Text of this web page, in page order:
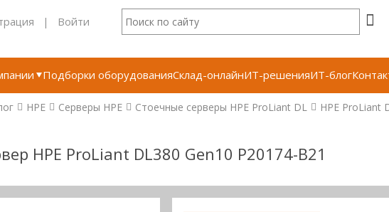
| Войти
Подборки оборудованияСклад-онлайнИТ-решенияИТ-блог
HPE Серверы HPE Стоечные серверы HPE ProLiant DL HPE ProLiant
HPE ProLiant DL380 Gen10 P20174-B21